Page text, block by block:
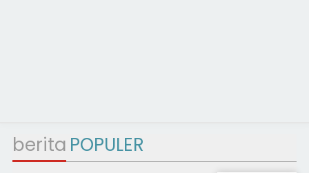
berita POPULER